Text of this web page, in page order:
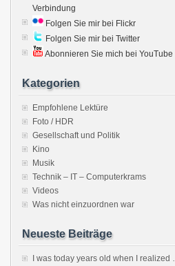
Verbindung
Folgen Sie mir bei Flickr
Folgen Sie mir bei Twitter
Abonnieren Sie mich bei YouTube
Kategorien
Empfohlene Lektüre
Foto / HDR
Gesellschaft und Politik
Kino
Musik
Technik – IT – Computerkrams
Videos
Was nicht einzuordnen war
Neueste Beiträge
I was today years old when I realized …